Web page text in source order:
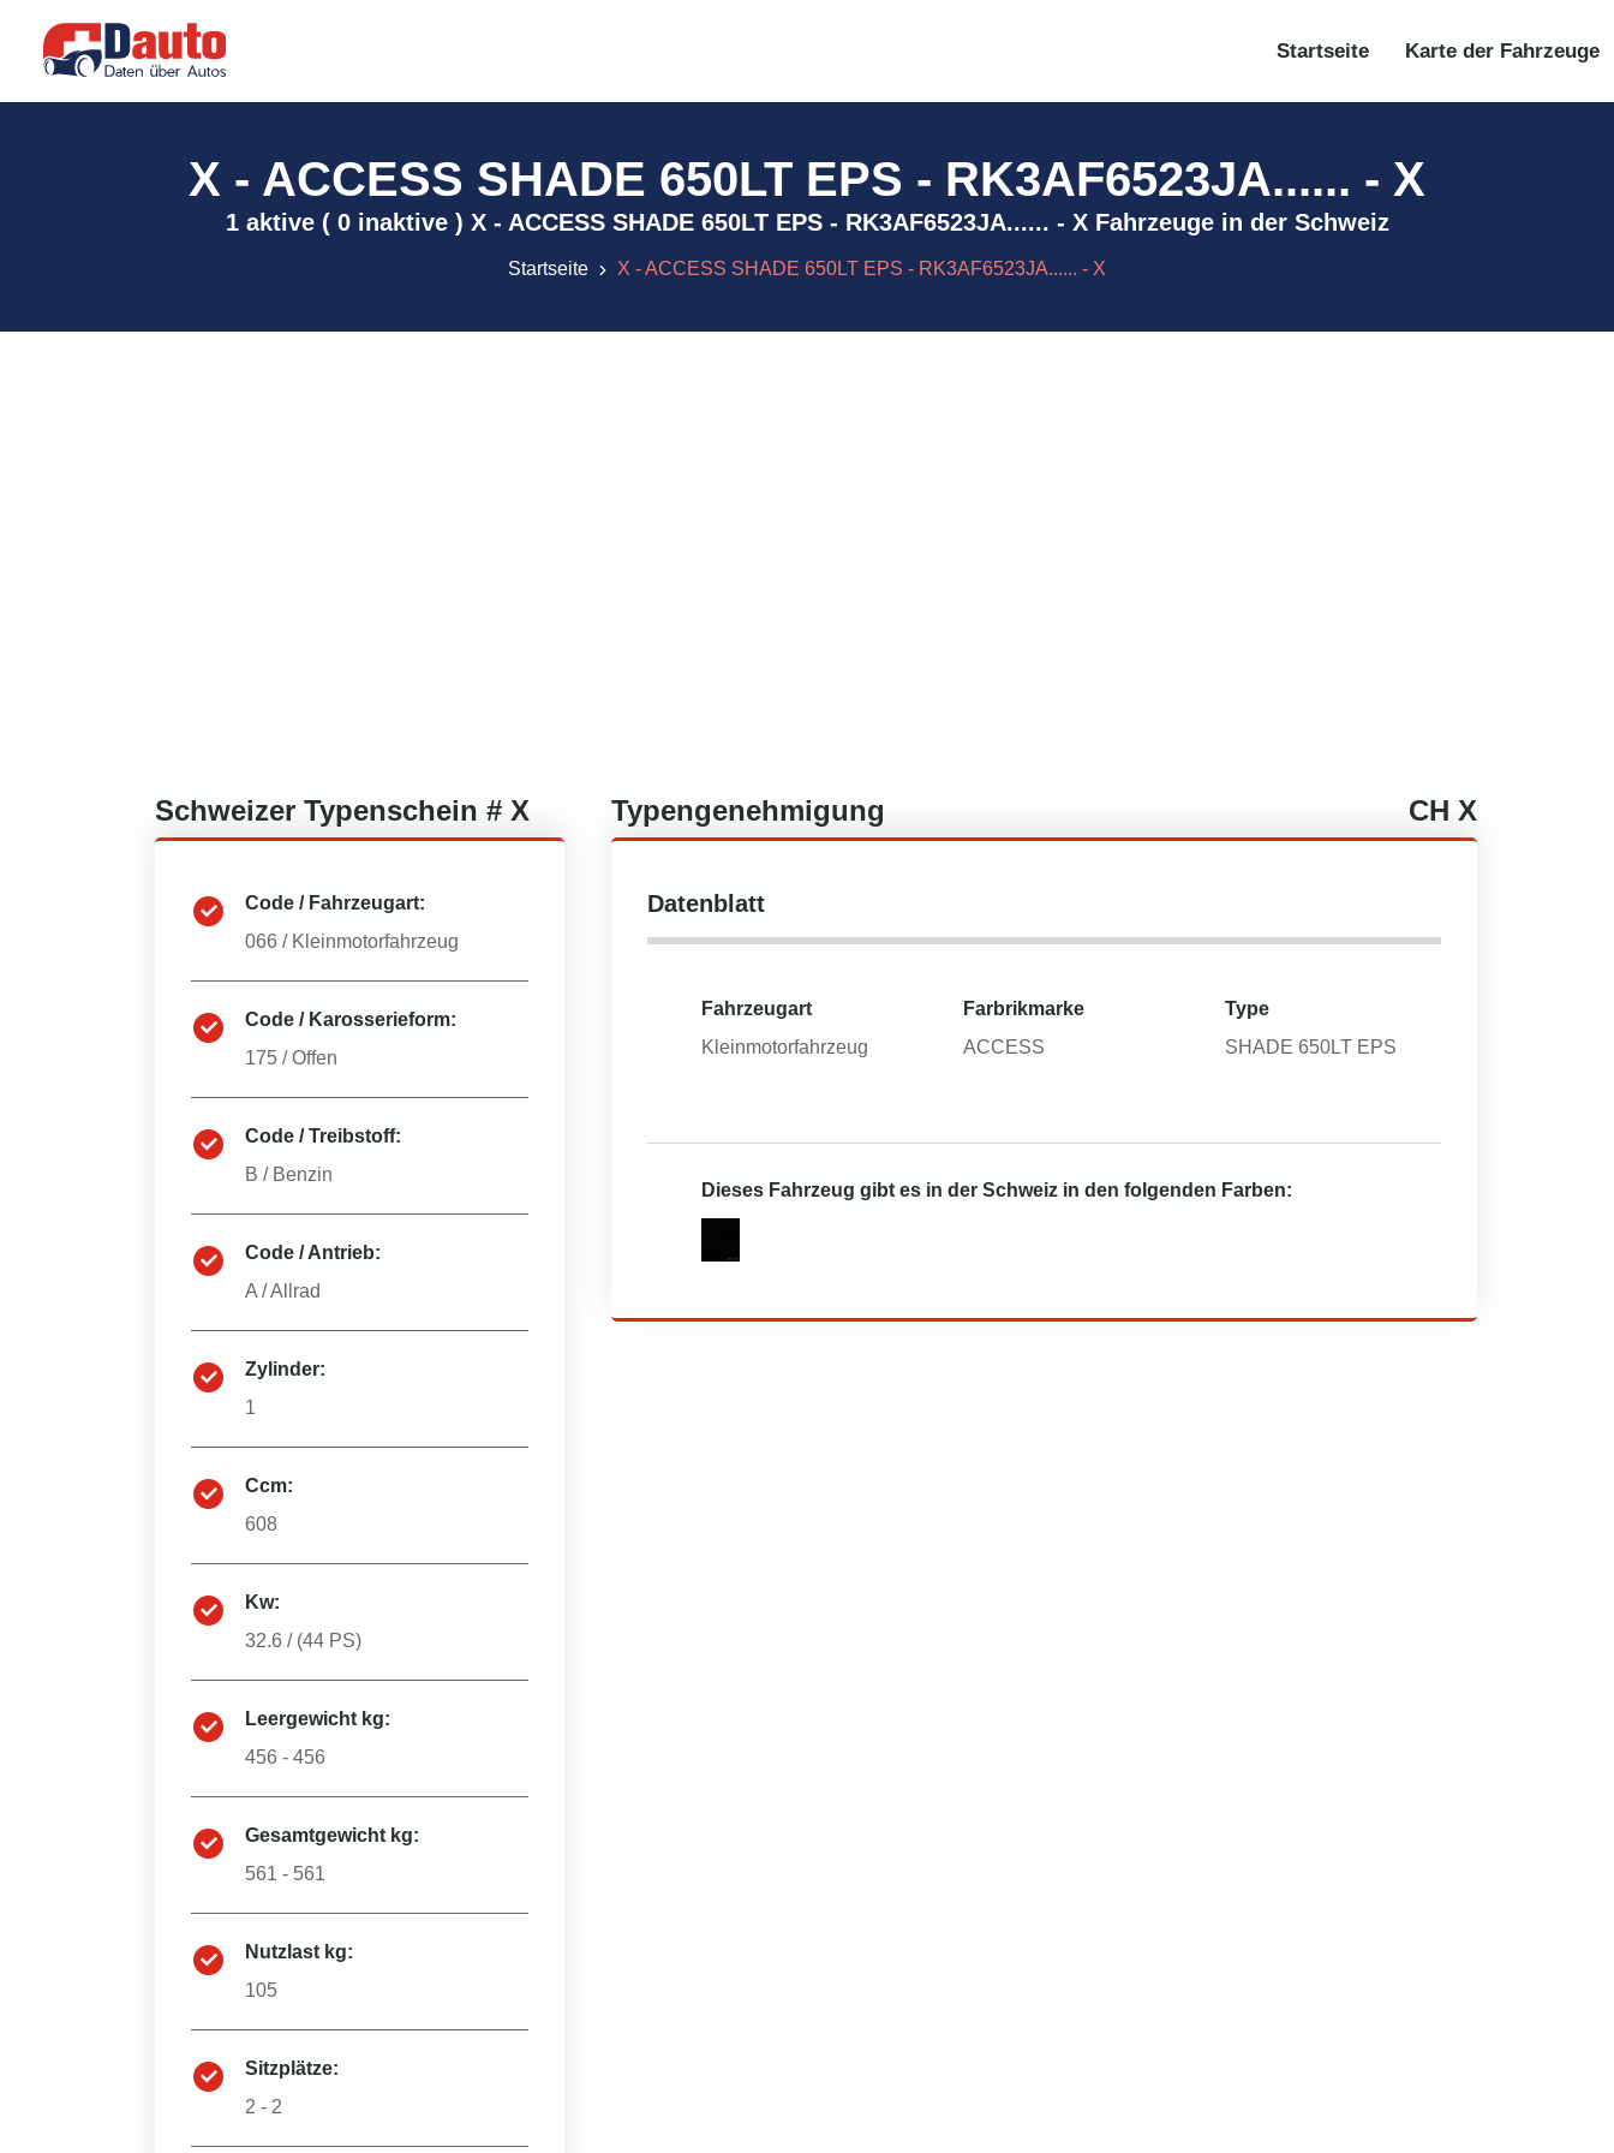
Startseite Karte der Fahrzeuge
X - ACCESS SHADE 650LT EPS - RK3AF6523JA...... - X
1 aktive ( 0 inaktive ) X - ACCESS SHADE 650LT EPS - RK3AF6523JA...... - X Fahrzeuge in der Schweiz
Startseite X - ACCESS SHADE 650LT EPS - RK3AF6523JA...... - X
Schweizer Typenschein # X
Code / Fahrzeugart:
066 / Kleinmotorfahrzeug
Code / Karosserieform:
175 /Offen
Code / Treibstoff:
B / Benzin
Code / Antrieb:
A /Allrad
Zylinder:
1
Ccm:
608
Kw:
32.6 / (44 PS)
Leergewicht kg:
456 - 456
Gesamtgewicht kg:
561 - 561
Nutzlast kg:
105
Sitzplätze:
2 - 2
Typengenehmigung CH X
Datenblatt
Fahrzeugart
Kleinmotorfahrzeug
Farbrikmarke
ACCESS
Type
SHADE 650LT EPS
Dieses Fahrzeug gibt es in der Schweiz in den folgenden Farben: